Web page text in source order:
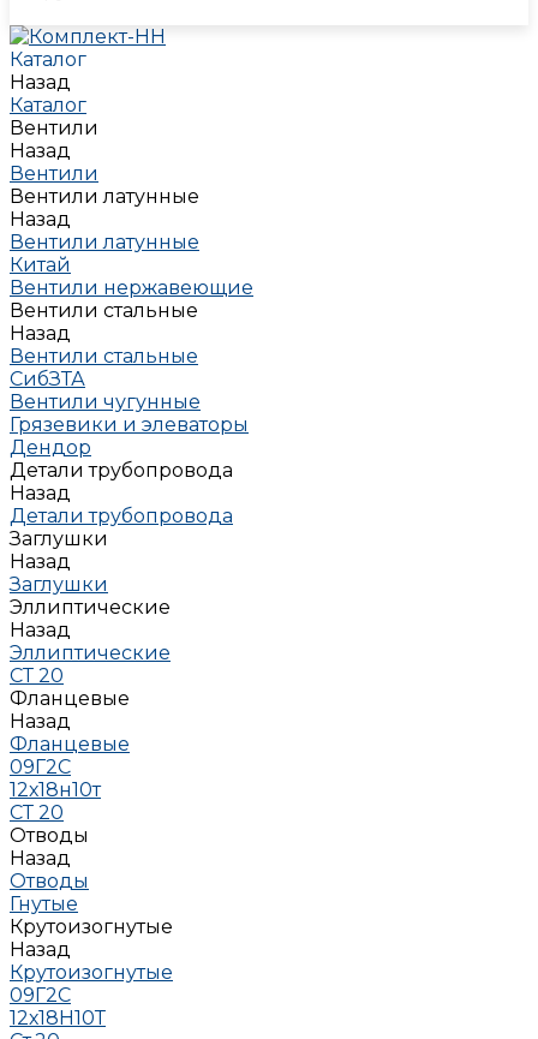
Каталог
Назад
Каталог
Вентили
Назад
Вентили
Вентили латунные
Назад
Вентили латунные
Китай
Вентили нержавеющие
Вентили стальные
Назад
Вентили стальные
СибЗТА
Вентили чугунные
Грязевики и элеваторы
Дендор
Детали трубопровода
Назад
Детали трубопровода
Заглушки
Назад
Заглушки
Эллиптические
Назад
Эллиптические
СТ 20
Фланцевые
Назад
Фланцевые
09Г2С
12х18н10т
СТ 20
Отводы
Назад
Отводы
Гнутые
Крутоизогнутые
Назад
Крутоизогнутые
09Г2С
12х18Н10Т